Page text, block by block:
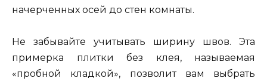
начерченных осей до стен комнаты.
Не забывайте учитывать ширину швов. Эта
примерка плитки без клея, называемая
«пробной кладкой», позволит вам выбрать